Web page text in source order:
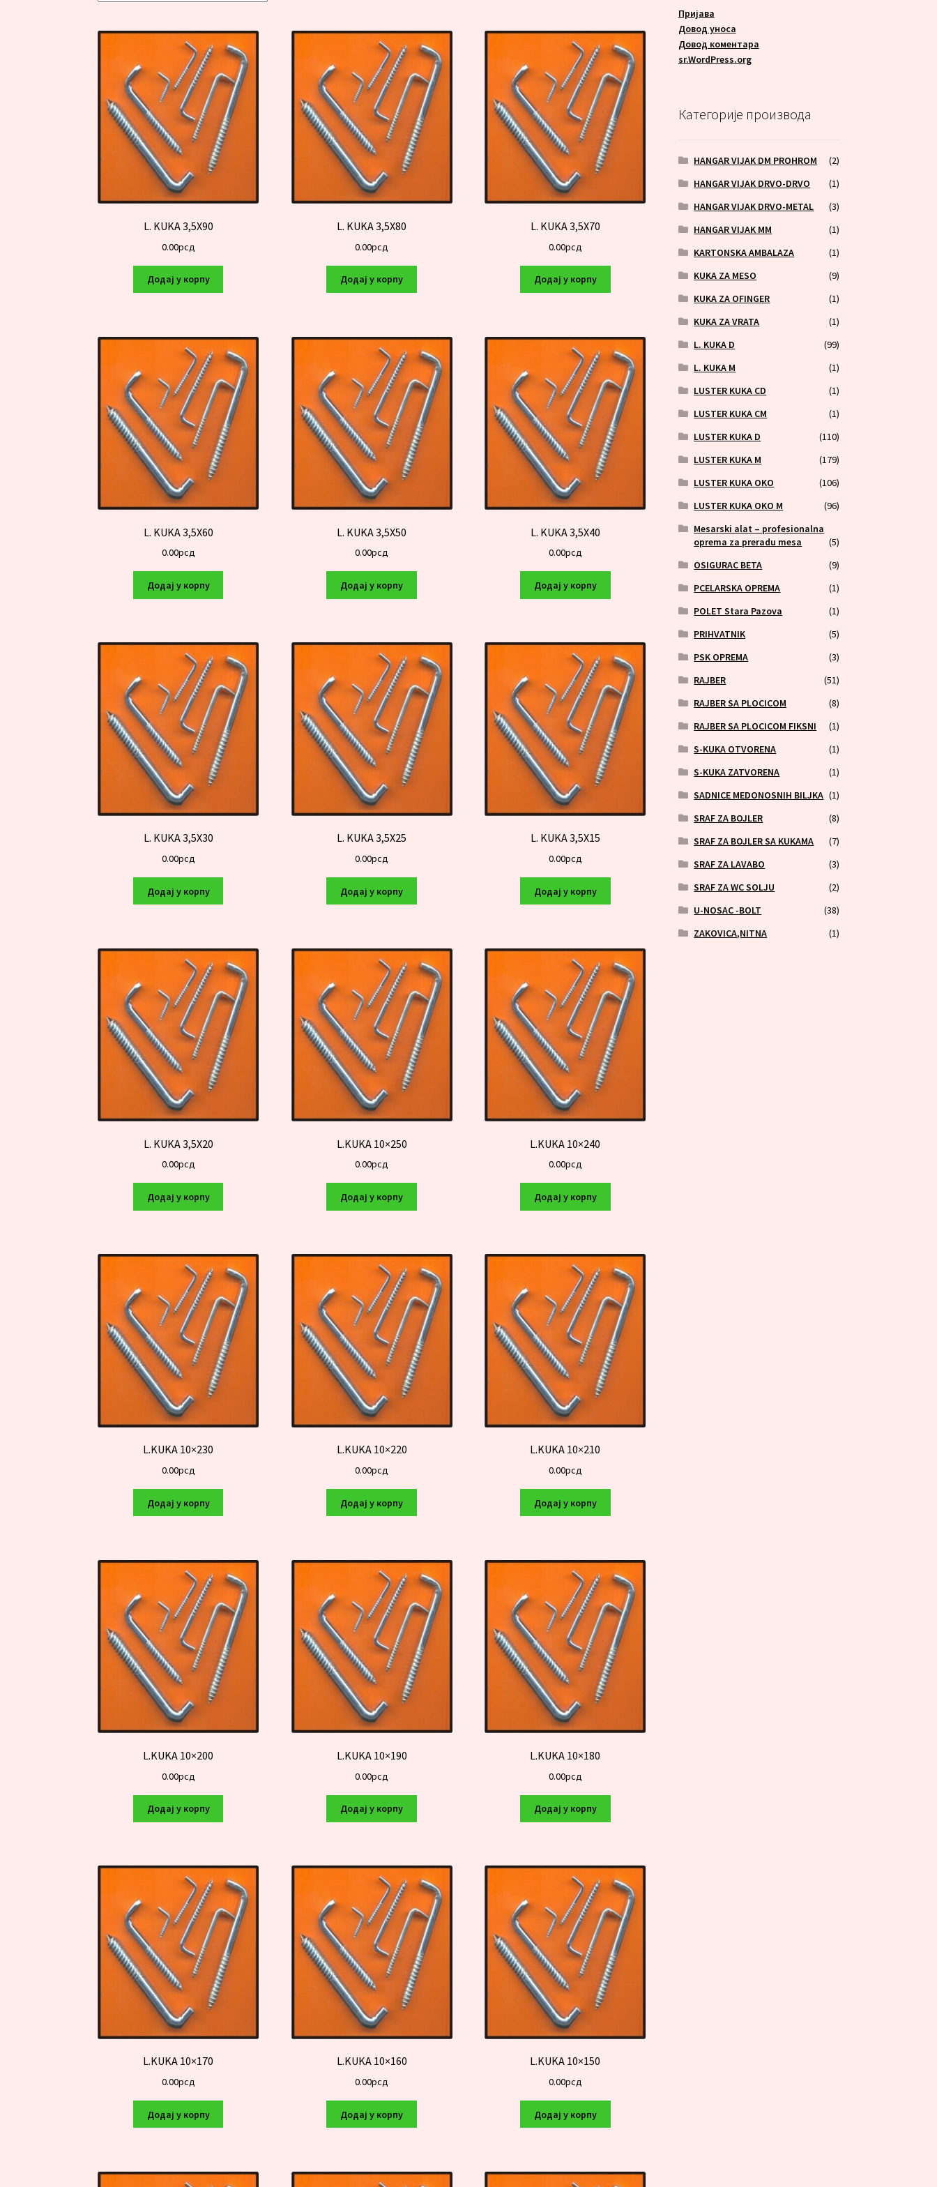
L. KUKA 3,5X90
0.00рсд
Додај у корпу
L. KUKA 3,5X80
0.00рсд
Додај у корпу
L. KUKA 3,5X70
0.00рсд
Додај у корпу
L. KUKA 3,5X60
0.00рсд
Додај у корпу
L. KUKA 3,5X50
0.00рсд
Додај у корпу
L. KUKA 3,5X40
0.00рсд
Додај у корпу
L. KUKA 3,5X30
0.00рсд
Додај у корпу
L. KUKA 3,5X25
0.00рсд
Додај у корпу
L. KUKA 3,5X15
0.00рсд
Додај у корпу
L. KUKA 3,5X20
0.00рсд
Додај у корпу
L.KUKA 10×250
0.00рсд
Додај у корпу
L.KUKA 10×240
0.00рсд
Додај у корпу
L.KUKA 10×230
0.00рсд
Додај у корпу
L.KUKA 10×220
0.00рсд
Додај у корпу
L.KUKA 10×210
0.00рсд
Додај у корпу
L.KUKA 10×200
0.00рсд
Додај у корпу
L.KUKA 10×190
0.00рсд
Додај у корпу
L.KUKA 10×180
0.00рсд
Додај у корпу
L.KUKA 10×170
0.00рсд
Додај у корпу
L.KUKA 10×160
0.00рсд
Додај у корпу
L.KUKA 10×150
0.00рсд
Додај у корпу
Пријава
Довод уноса
Довод коментара
sr.WordPress.org
Категорије производа
HANGAR VIJAK DM PROHROM
(2)
HANGAR VIJAK DRVO-DRVO
(1)
HANGAR VIJAK DRVO-METAL
(3)
HANGAR VIJAK MM
(1)
KARTONSKA AMBALAZA
(1)
KUKA ZA MESO
(9)
KUKA ZA OFINGER
(1)
KUKA ZA VRATA
(1)
L. KUKA D
(99)
L. KUKA M
(1)
LUSTER KUKA CD
(1)
LUSTER KUKA CM
(1)
LUSTER KUKA D
(110)
LUSTER KUKA M
(179)
LUSTER KUKA OKO
(106)
LUSTER KUKA OKO M
(96)
Mesarski alat – profesionalna
oprema za preradu mesa
(5)
OSIGURAC BETA
(9)
PCELARSKA OPREMA
(1)
POLET Stara Pazova
(1)
PRIHVATNIK
(5)
PSK OPREMA
(3)
RAJBER
(51)
RAJBER SA PLOCICOM
(8)
RAJBER SA PLOCICOM FIKSNI
(1)
S-KUKA OTVORENA
(1)
S-KUKA ZATVORENA
(1)
SADNICE MEDONOSNIH BILJKA (1)
SRAF ZA BOJLER
(8)
SRAF ZA BOJLER SA KUKAMA
(7)
SRAF ZA LAVABO
(3)
SRAF ZA WC SOLJU
(2)
U-NOSAC -BOLT
(38)
ZAKOVICA,NITNA
(1)